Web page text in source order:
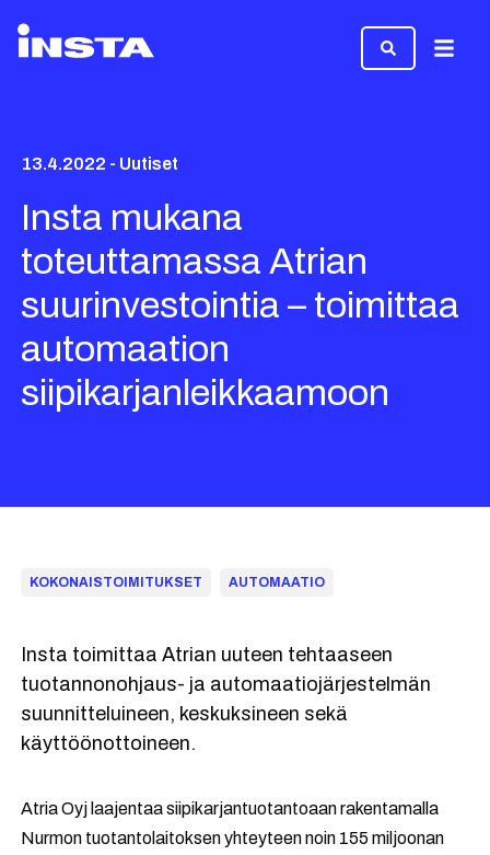
13.4.2022 - Uutiset
Insta mukana
toteuttamassa Atrian
suurinvestointia – toimittaa
automaation
siipikarjanleikkaamoon
KOKONAISTOIMITUKSET AUTOMAATIO
Insta toimittaa Atrian uuteen tehtaaseen
tuotannonohjaus- ja automaatiojärjestelmän
suunnitteluineen, keskuksineen sekä
käyttöönottoineen.
Atria Oyj laajentaa siipikarjantuotantoaan rakentamalla
Nurmon tuotantolaitoksen yhteyteen noin 155 miljoonan